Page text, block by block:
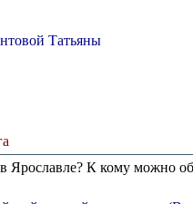
Татьяны
Ярославле? К кому можно